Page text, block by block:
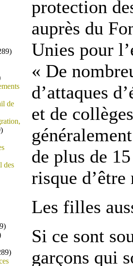
de
des
protection
auprès du
Unies pour
« De
d’attaques
et de
de plus de
risque d’être
Les filles
Si ce sont
garçons qui